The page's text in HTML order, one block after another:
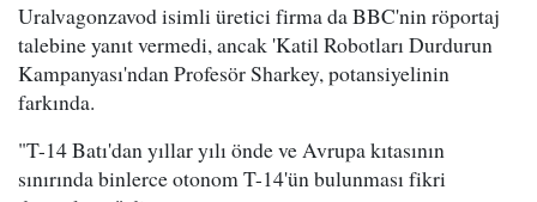
Uralvagonzavod isimli üretici firma da BBC'nin röportaj
talebine yanıt vermedi, ancak 'Katil Robotları Durdurun
Kampanyası'ndan Profesör Sharkey, potansiyelinin
farkında.
"T-14 Batı'dan yıllar yılı önde ve Avrupa kıtasının
sınırında binlerce otonom T-14'ün bulunması fikri